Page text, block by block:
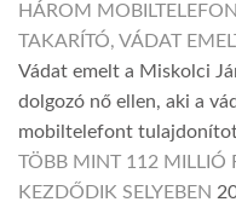
HÁROM
TAKARÍTÓ, VÁDAT
Vádat emelt a Miskolci
dolgozó nő ellen, aki a
mobiltelefont
TÖBB MINT 112 MILLIÓ
KEZDŐDIK SELYEBEN